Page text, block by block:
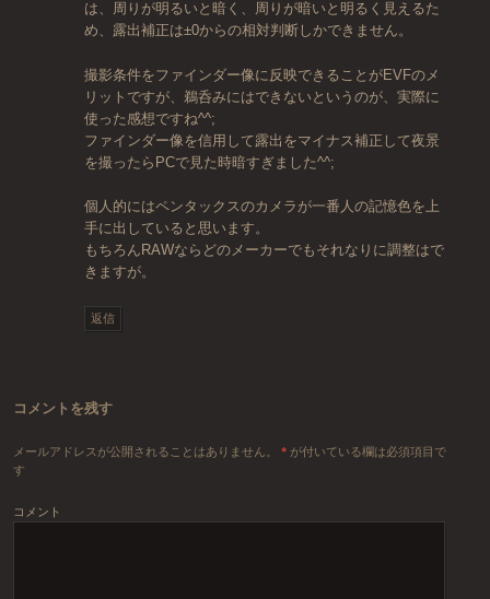
は、周りが明るいと暗く、周りが暗いと明るく見えるた
め、露出補正は±0からの相対判断しかできません。
撮影条件をファインダー像に反映できることがEVFのメ
リットですが、鵜呑みにはできないというのが、実際に
使った感想ですね^^;
ファインダー像を信用して露出をマイナス補正して夜景
を撮ったらPCで見た時暗すぎました^^;
個人的にはペンタックスのカメラが一番人の記憶色を上
手に出していると思います。
もちろんRAWならどのメーカーでもそれなりに調整はで
きますが。
返信
コメントを残す
メールアドレスが公開されることはありません。 *が付いている欄は必須項目で
す
コメント